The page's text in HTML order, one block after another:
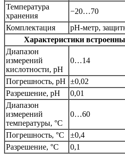
Температура
хранения
−20…70
Комплектация
pH-метр,
Характеристики
Диапазон
измерений
кислотности, pH
0…14
Погрешность, pH ±0,02
Разрешение, pH
0,01
Диапазон
измерений
температуры, °C
0…60
Погрешность, °C
±0,4
Разрешение, °C
0,1